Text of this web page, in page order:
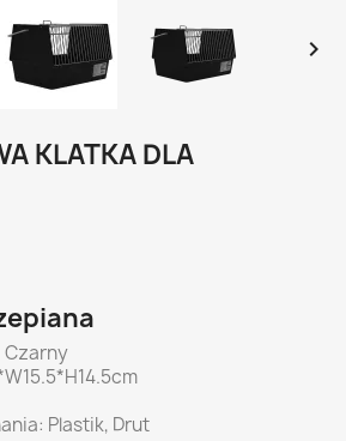

KLATKA DLA
Czarny
Plastik, Drut